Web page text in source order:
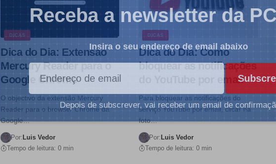
DICAS
Dica do Dia: Extensão
Mercury Reader para o
Google Chrome
O objectivo da extensão Mercury
Reader para o browser Chrome da
Google…
Por: Luis Vedor
Tempo de leitura: 0 min
DICAS
Dica do Dia: Como
bloquear as notificações
do YouTube por email
Para bloquear as notificações do
serviço YouTube por email, clicar na
foto…
Por: Luis Vedor
Tempo de leitura: 0 min
Receba a newsletter da
Insira o seu endereço de email abaixo
Depois de subscrever, vai receber um email de